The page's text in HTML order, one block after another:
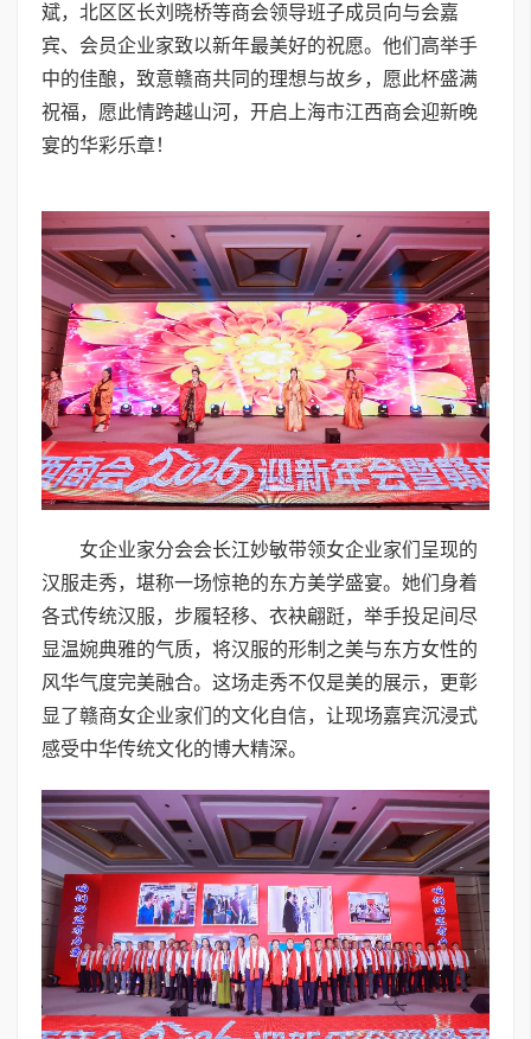
斌，北区区长刘晓桥等商会领导班子成员向与会嘉
宾、会员企业家致以新年最美好的祝愿。他们高举手
中的佳酿，致意赣商共同的理想与故乡，愿此杯盛满
祝福，愿此情跨越山河，开启上海市江西商会迎新晚
宴的华彩乐章！
女企业家分会会长江妙敏带领女企业家们呈现的
汉服走秀，堪称一场惊艳的东方美学盛宴。她们身着
各式传统汉服，步履轻移、衣袂翩跹，举手投足间尽
显温婉典雅的气质，将汉服的形制之美与东方女性的
风华气度完美融合。这场走秀不仅是美的展示，更彰
显了赣商女企业家们的文化自信，让现场嘉宾沉浸式
感受中华传统文化的博大精深。